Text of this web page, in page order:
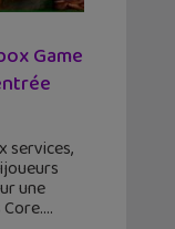
Game
services,
une